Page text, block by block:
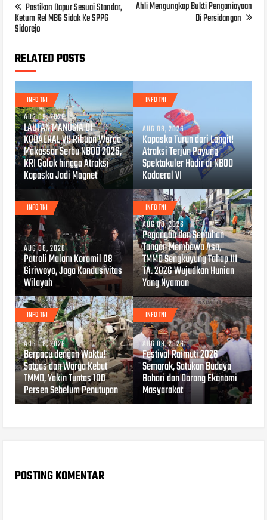
Pastikan Dapur Sesuai Standar,
Ketum Rel MBG Sidak Ke SPPG
Sidorejo
Ahli Mengungkap Bukti Penganiayaan
Di Persidangan
RELATED POSTS
INFO TNI
AUG 09, 2026
LAUTAN MANUSIA DI
KODAERAL VI! Ribuan Warga
Makassar Serbu NBOD 2026,
KRI Golok hingga Atraksi
Kopaska Jadi Magnet
INFO TNI
AUG 08, 2026
Kopaska Turun dari Langit!
Atraksi Terjun Payung
Spektakuler Hadir di NBOD
Kodaeral VI
INFO TNI
AUG 08, 2026
Patroli Malam Koramil 08
Giriwoyo, Jaga Kondusivitas
Wilayah
INFO TNI
AUG 08, 2026
Pegangan dan Sentuhan
Tangan Membawa Asa,
TMMD Sengkuyung Tahap III
TA. 2026 Wujudkan Hunian
Yang Nyaman
INFO TNI
AUG 08, 2026
Berpacu dengan Waktu!
Satgas dan Warga Kebut
TMMD, Yakin Tuntas 100
Persen Sebelum Penutupan
INFO TNI
AUG 08, 2026
Festival Raimuti 2026
Semarak, Satukan Budaya
Bahari dan Dorong Ekonomi
Masyarakat
POSTING KOMENTAR